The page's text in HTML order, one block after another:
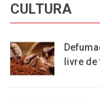
CULTURA
livre